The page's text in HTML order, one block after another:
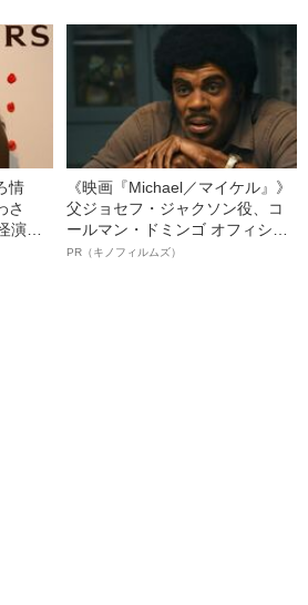
者からの衝撃的な一言”
情
さ
演
《映画『Michael／マイケル』》
父ジョセフ・ジャクソン役、コ
ールマン・ドミンゴ オフィシャ
ルインタビュー“観客を魅了した
PR（キノフィルムズ）